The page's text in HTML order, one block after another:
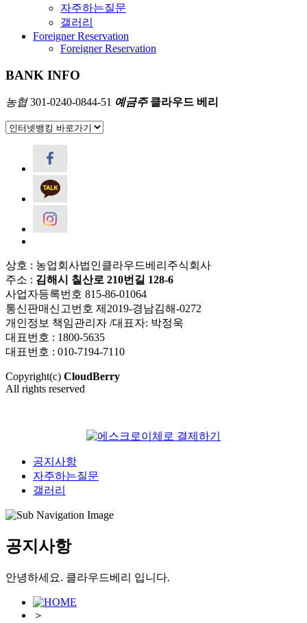
자주하는질문
갤러리
Foreigner Reservation
Foreigner Reservation
BANK INFO
농협301-0240-0844-51 예금주클라우드 베리
상호 : 농업회사법인클라우드베리주식회사
주소 : 김해시 칠산로 210번길 128-6
사업자등록번호 815-86-01064
통신판매신고번호 제2019-경남김해-0272
개인정보 책임관리자 /대표자: 박정욱
대표번호 : 1800-5635
대표번호 : 010-7194-7110
Copyright(c) CloudBerry
All rights reserved
공지사항
자주하는질문
갤러리
공지사항
안녕하세요. 클라우드베리 입니다.
＞